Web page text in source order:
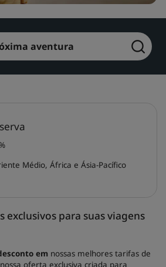
Park Inn by Radisson
Country Inn & Suites
cidade
aventura
exclusivos para suas viagens
em nossas melhores tarifas de
oferta exclusiva criada para
Médio, África e Ásia-Pacífico